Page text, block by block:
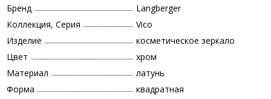
Бренд
Langberger
Коллекция, Серия
Vico
Изделие
косметическое зеркало
Цвет
хром
Материал
латунь
Форма
квадратная